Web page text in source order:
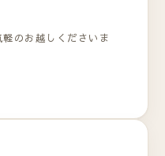
のお越しくださいま